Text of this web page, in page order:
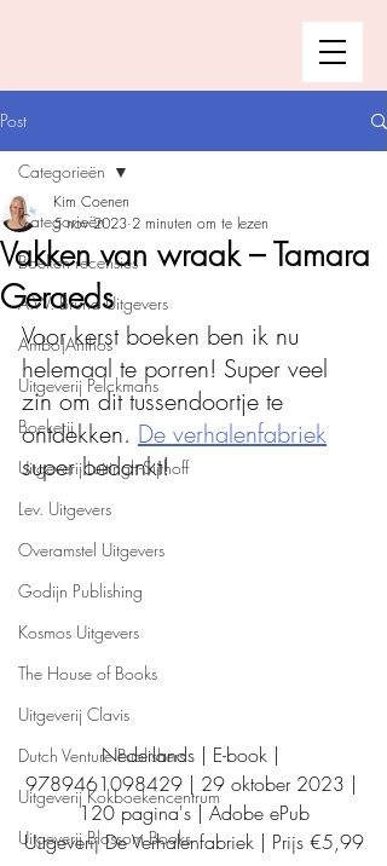
Post
Categorieën
Boeken recensies
A.W. Bruna Uitgevers
Ambo|Anthos
Uitgeverij Pelckmans
Boekerij
Uitgeverij Luitingh-Sijthoff
Lev. Uitgevers
Overamstel Uitgevers
Godijn Publishing
Kosmos Uitgevers
The House of Books
Uitgeverij Clavis
Dutch Venture Publishers
Uitgeverij Kokboekencentrum
Uitgeverij Blossom Books
Categorieën
Vakken van wraak – Tamara
Geraeds
Kim Coenen
5 nov 2023 2 minuten om te lezen
Voor kerst boeken ben ik nu
helemaal te porren! Super veel
zin om dit tussendoortje te
ontdekken. De verhalenfabriek
super bedankt!
Nederlands | E-book |
9789461098429 | 29 oktober 2023 |
120 pagina's | Adobe ePub
Uitgeverij De Verhalenfabriek | Prijs €5,99